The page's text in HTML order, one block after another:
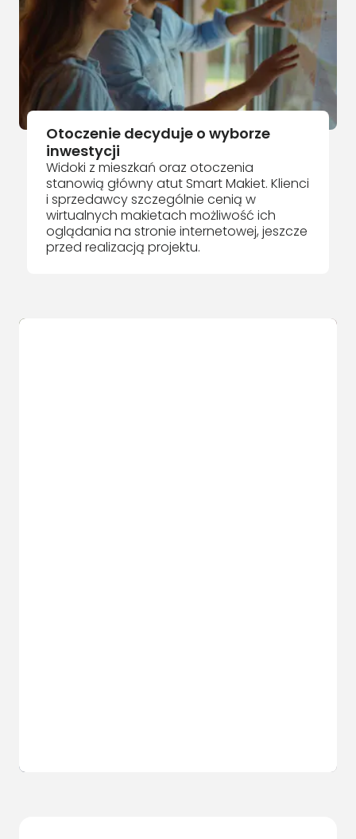
Otoczenie decyduje o wyborze
inwestycji
Widoki z mieszkań oraz otoczenia
stanowią główny atut Smart Makiet. Klienci
i sprzedawcy szczególnie cenią w
wirtualnych makietach możliwość ich
oglądania na stronie internetowej, jeszcze
przed realizacją projektu.